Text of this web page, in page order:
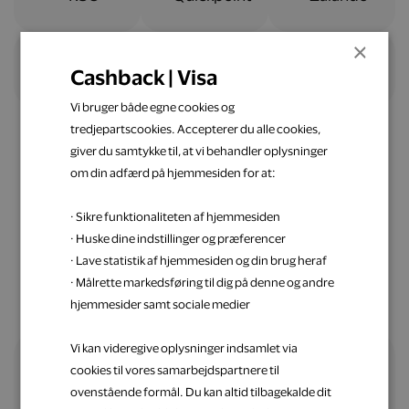
Nemt og ligetil
Spar penge op med Visa
Alle fordele samlet ét sted
×
Cashback | Visa
Vi bruger både egne cookies og
tredjepartscookies. Accepterer du alle cookies,
giver du samtykke til, at vi behandler oplysninger
om din adfærd på hjemmesiden for at:
· Sikre funktionaliteten af hjemmesiden
· Huske dine indstillinger og præferencer
· Lave statistik af hjemmesiden og din brug heraf
· Målrette markedsføring til dig på denne og andre
hjemmesider samt sociale medier
Vi kan videregive oplysninger indsamlet via
cookies til vores samarbejdspartnere til
ovenstående formål. Du kan altid tilbagekalde dit